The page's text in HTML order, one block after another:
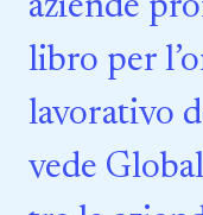
aziende
libro per
lavorativo
vede